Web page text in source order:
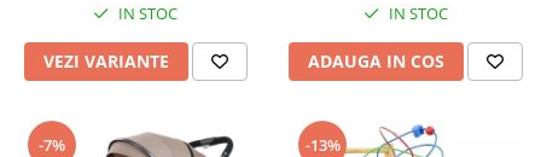
IN STOC
VEZI VARIANTE
IN STOC
ADAUGA IN COS
-7% -13%